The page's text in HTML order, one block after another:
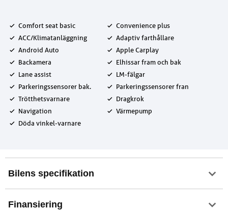
Comfort seat basic
Convenience plus
ACC/Klimatanläggning
Adaptiv farthållare
Android Auto
Apple Carplay
Backamera
Elhissar fram och bak
Lane assist
LM-fälgar
Parkeringssensorer bak.
Parkeringssensorer fran
Trötthetsvarnare
Dragkrok
Navigation
Värmepump
Döda vinkel-varnare
Bilens specifikation
Finansiering